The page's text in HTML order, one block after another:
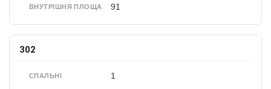
ВНУТРІШНЯ ПЛОЩА 91
302
СПАЛЬНІ 1